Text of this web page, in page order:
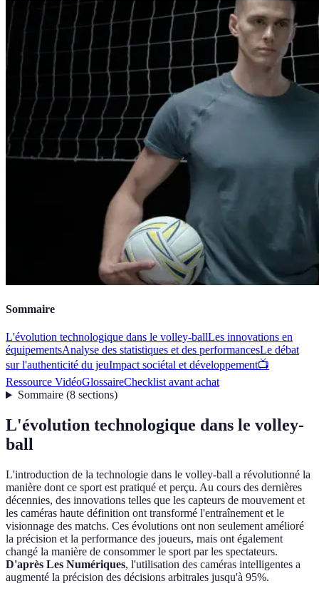
Sommaire
L'évolution technologique dans le volley-ballLes innovations en
équipementsAnalyse des statistiques et des performancesLe débat
sur l'authenticité du jeuImpact sociétal et développement📺
Ressource VidéoGlossaireChecklist avant achat
Sommaire(8 sections)
L'évolution technologique dans le volley-
ball
L'introduction de la technologie dans le volley-ball a révolutionné la
manière dont ce sport est pratiqué et perçu. Au cours des dernières
décennies, des innovations telles que les capteurs de mouvement et
les caméras haute définition ont transformé l'entraînement et le
visionnage des matchs. Ces évolutions ont non seulement amélioré
la précision et la performance des joueurs, mais ont également
changé la manière de consommer le sport par les spectateurs.
D'après Les Numériques, l'utilisation des caméras intelligentes a
augmenté la précision des décisions arbitrales jusqu'à 95%.